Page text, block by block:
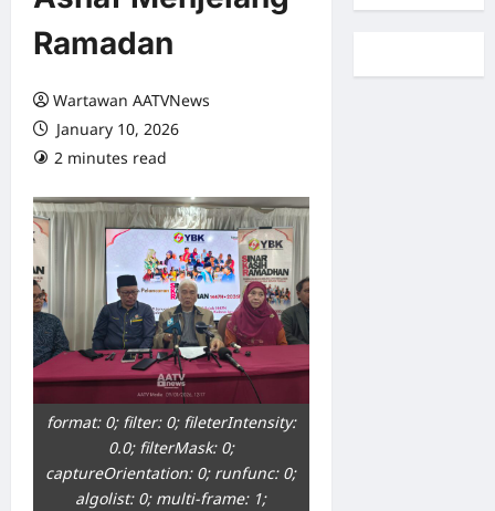
Ramadan
Wartawan AATVNews
January 10, 2026
2 minutes read
format: 0; filter: 0; fileterIntensity:
0.0; filterMask: 0;
captureOrientation: 0; runfunc: 0;
algolist: 0; multi-frame: 1;